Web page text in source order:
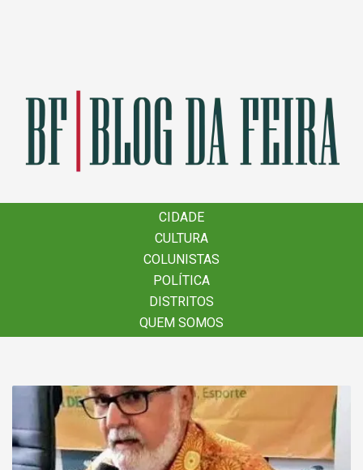
CIDADE
CULTURA
COLUNISTAS
POLÍTICA
DISTRITOS
QUEM SOMOS
CIDADE
CULTURA
COLUNISTAS
POLÍTICA
DISTRITOS
QUEM SOMOS